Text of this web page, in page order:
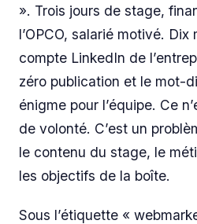
». Trois jours de stage,
l’OPCO, salarié motivé.
compte LinkedIn de
zéro publication et le mot-
énigme pour l’équipe. Ce
de volonté. C’est un
le contenu du stage, le
les objectifs de la boîte.
Sous l’étiquette «